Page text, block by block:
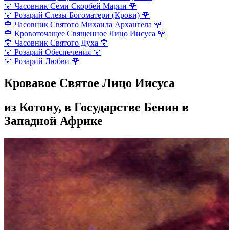
🌹 Часовник Семи Скорбей Марии 🌹
🌹 Розарий Слезы Богоматери (Крови) 🌹
🌹 Часовник Святого Михаила Архангела 🌹
🌹 Кровоточащее Священное Лицо Иисуса 🌹
🌹 Часовник Святого Духа 🌹
🌹 Розарий Обеспечения 🌹
🌹 Розарий Любви 🌹
Кровавое Святое Лицо Иисуса
из Котону, в Государстве Бенин в
Западной Африке